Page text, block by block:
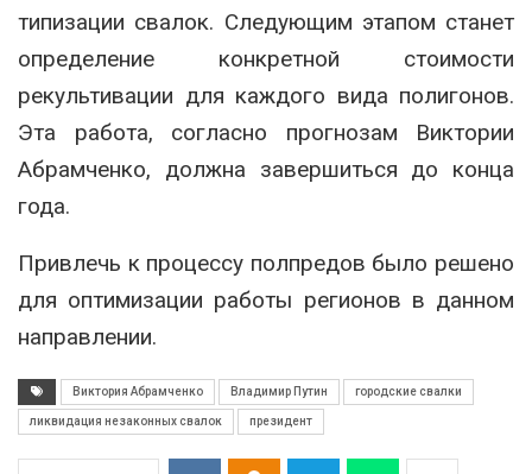
типизации свалок. Следующим этапом станет
определение конкретной стоимости
рекультивации для каждого вида полигонов.
Эта работа, согласно прогнозам Виктории
Абрамченко, должна завершиться до конца
года.
Привлечь к процессу полпредов было решено
для оптимизации работы регионов в данном
направлении.
Виктория Абрамченко Владимир Путин городские свалки
ликвидация незаконных свалок президент